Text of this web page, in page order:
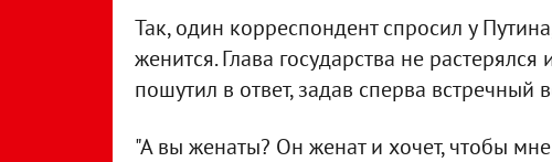
Так, один корреспондент спросил у
женится. Глава государства не
пошутил в ответ, задав сперва встречный
"А вы женаты? Он женат и хочет, чтобы